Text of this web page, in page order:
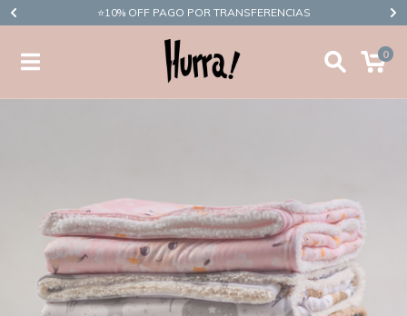
​⭐10% OFF PAGO POR TRANSFERENCIAS
0